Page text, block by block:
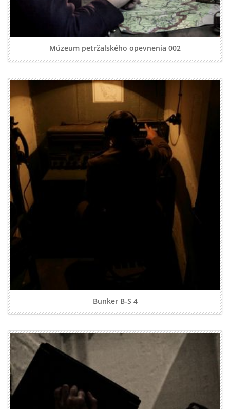
Múzeum petržalského opevnenia 002
Bunker B-S 4